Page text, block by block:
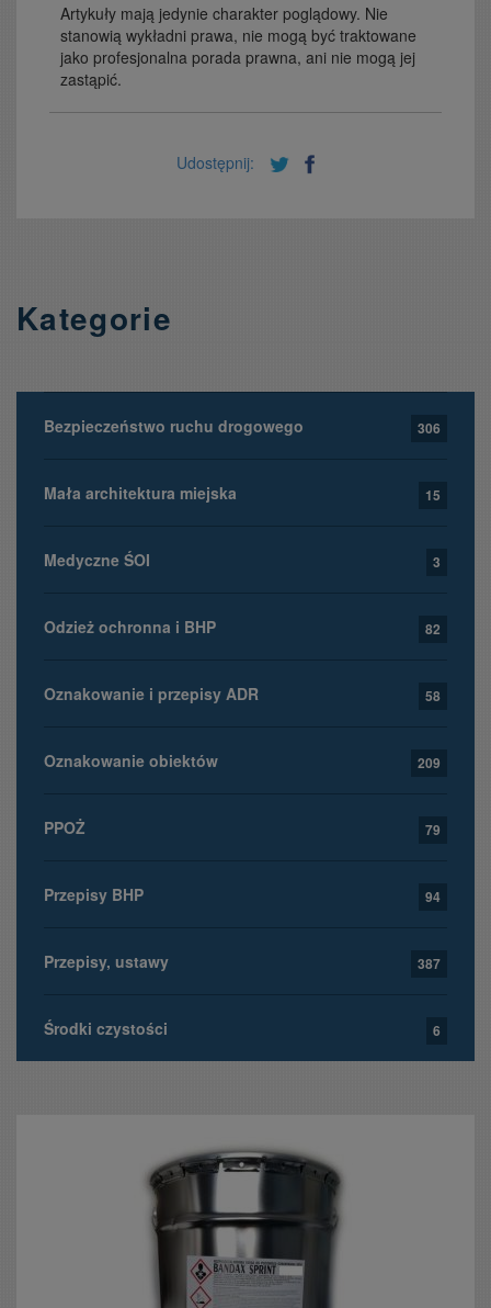
Artykuły mają jedynie charakter poglądowy. Nie
stanowią wykładni prawa, nie mogą być traktowane
jako profesjonalna porada prawna, ani nie mogą jej
zastąpić.
Udostępnij:
Kategorie
Bezpieczeństwo ruchu drogowego 306
Mała architektura miejska 15
Medyczne ŚOI 3
Odzież ochronna i BHP 82
Oznakowanie i przepisy ADR 58
Oznakowanie obiektów 209
PPOŻ 79
Przepisy BHP 94
Przepisy, ustawy 387
Środki czystości 6